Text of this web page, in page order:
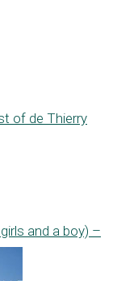
of de Thierry
and a boy) –